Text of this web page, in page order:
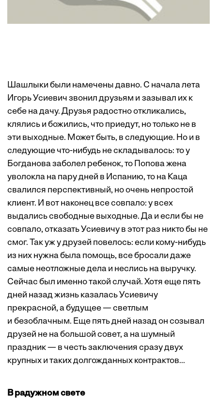
Шашлыки были намечены давно. С начала лета
Игорь Усиевич звонил друзьям и зазывал их к
себе на дачу. Друзья радостно откликались,
клялись и божились, что приедут, но только не в
эти выходные. Может быть, в следующие. Но и в
следующие что-нибудь не складывалось: то у
Богданова заболел ребенок, то Попова жена
уволокла на пару дней в Испанию, то на Каца
свалился перспективный, но очень непростой
клиент. И вот наконец все совпало: у всех
выдались свободные выходные. Да и если бы не
совпало, отказать Усиевичу в этот раз никто бы не
смог. Так уж у друзей повелось: если кому-нибудь
из них нужна была помощь, все бросали даже
самые неотложные дела и неслись на выручку.
Сейчас был именно такой случай. Хотя еще пять
дней назад жизнь казалась Усиевичу
прекрасной, а будущее — светлым
и безоблачным. Еще пять дней назад он созывал
друзей не на большой совет, а на шумный
праздник — в честь заключения сразу двух
крупных и таких долгожданных контрактов...
В радужном свете